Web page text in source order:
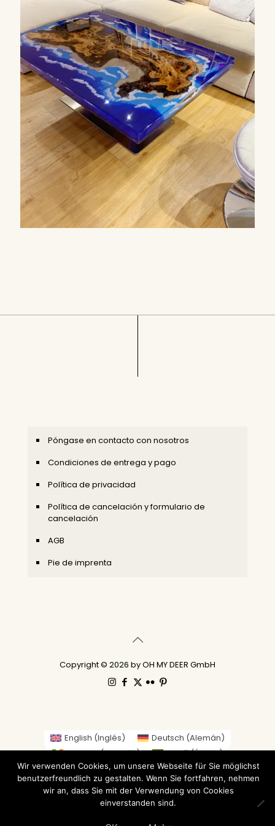
Póngase en contacto con nosotros
Condiciones de entrega y pago
Política de privacidad
Política de cancelación y formulario de
cancelación
AGB
Pie de imprenta
Copyright © 2026 by OH MY DEER GmbH
English (Inglés) Deutsch (Alemán)
Gaeilge(Irlandés) العربية(Árabe)
繁體中文(Chino tradicional) Nederlands(Holandés)
Suomi(Finlandés) Français( Francés)
Italiano
日本語
Japonés) Norsk bokmål
Wir verwenden Cookies, um unsere Webseite für Sie möglichst
benutzerfreundlich zu gestalten. Wenn Sie fortfahren, nehmen
wir an, dass Sie mit der Verwendung von Cookies
einverstanden sind.